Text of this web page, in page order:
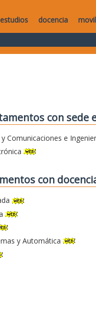
estudios docencia
con sede
Comunicaciones e
con
y Automática